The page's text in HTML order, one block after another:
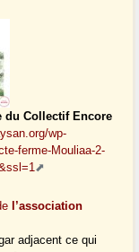
du Collectif Encore
wp-
ferme-Mouliaa-2-
l’association
adjacent ce qui